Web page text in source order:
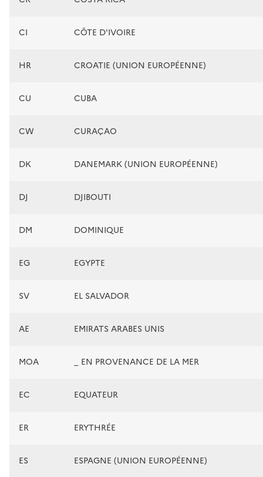
CI CÔTE D'IVOIRE
HR CROATIE (UNION EUROPÉENNE)
CU CUBA
CW CURAÇAO
DK DANEMARK (UNION EUROPÉENNE)
DJ DJIBOUTI
DM DOMINIQUE
EG EGYPTE
SV EL SALVADOR
AE EMIRATS ARABES UNIS
MOA _ EN PROVENANCE DE LA MER
EC EQUATEUR
ER ERYTHRÉE
ES ESPAGNE (UNION EUROPÉENNE)